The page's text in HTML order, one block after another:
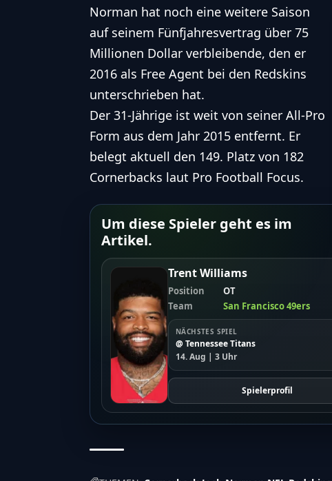
Norman hat noch eine weitere Saison
auf seinem Fünfjahresvertrag über 75
Millionen Dollar verbleibende, den er
2016 als Free Agent bei den Redskins
unterschrieben hat.
Der 31-Jährige ist weit von seiner All-Pro
Form aus dem Jahr 2015 entfernt. Er
belegt aktuell den 149. Platz von 182
Cornerbacks laut Pro Football Focus.
Um diese Spieler geht es im
Artikel.
Trent Williams
Position
OT
Team
San Francisco 49ers
NÄCHSTES SPIEL
@ Tennessee Titans
14. Aug | 3 Uhr
Spielerprofil